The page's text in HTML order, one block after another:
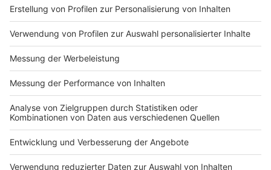
uns mit in seine Küche und weiht uns in die
Geheimnisse eines bekannten Profikochs ein. Der
Kitchen Club by Nelson Müller ist etwas für alle
wissen, dass Kardamom ein Gewürz ist und kein
Ersatzteil fürs Auto. Das ist "Foodtainment" der
Extraklasse. Feinste Küche, die man überall genießen
kann. Serviert in eurem Lieblingsradio. Bon Appetit -
oder wie Nelson es sagt: "Macht nix, wenn's
schmeckt!"
Nelson Müller live erleben? Hier gibt es
Infos zu den